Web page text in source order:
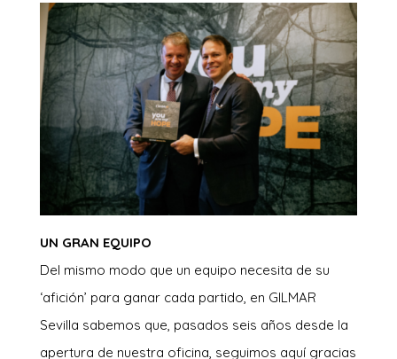
UN GRAN EQUIPO
Del mismo modo que un equipo necesita de su
‘afición’ para ganar cada partido, en GILMAR
Sevilla sabemos que, pasados seis años desde la
apertura de nuestra oficina, seguimos aquí gracias